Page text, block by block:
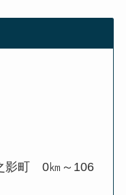
影町 0㎞～106